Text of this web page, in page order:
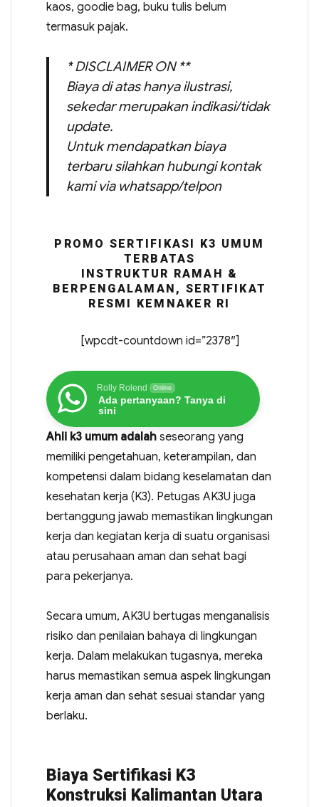
kaos, goodie bag, buku tulis belum
termasuk pajak.
* DISCLAIMER ON **
Biaya di atas hanya ilustrasi,
sekedar merupakan indikasi/tidak
update.
Untuk mendapatkan biaya
terbaru silahkan hubungi kontak
kami via whatsapp/telpon
PROMO SERTIFIKASI K3 UMUM
TERBATAS
INSTRUKTUR RAMAH &
BERPENGALAMAN, SERTIFIKAT
RESMI KEMNAKER RI
[wpcdt-countdown id=”2378″]
Rolly Rolend Online
Ada pertanyaan? Tanya di
sini
Ahli k3 umum adalahseseorang yang
memiliki pengetahuan, keterampilan, dan
kompetensi dalam bidang keselamatan dan
kesehatan kerja (K3). Petugas AK3U juga
bertanggung jawab memastikan lingkungan
kerja dan kegiatan kerja di suatu organisasi
atau perusahaan aman dan sehat bagi
para pekerjanya.
Secara umum, AK3U bertugas menganalisis
risiko dan penilaian bahaya di lingkungan
kerja. Dalam melakukan tugasnya, mereka
harus memastikan semua aspek lingkungan
kerja aman dan sehat sesuai standar yang
berlaku.
Biaya Sertifikasi K3
Konstruksi Kalimantan Utara